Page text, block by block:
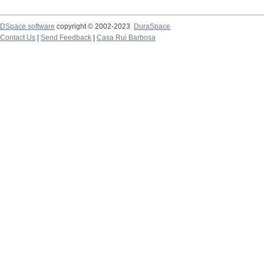
DSpace software copyright © 2002-2023
DuraSpace
Contact Us
Send Feedback Casa Rui Barbosa